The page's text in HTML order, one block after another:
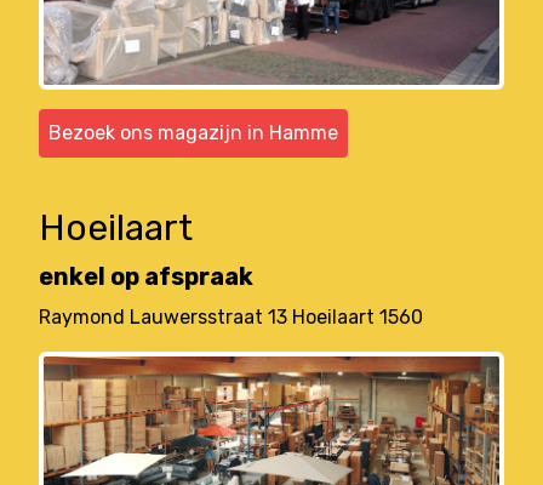
Bezoek ons magazijn in Hamme
Hoeilaart
enkel op afspraak
Raymond Lauwersstraat 13 Hoeilaart 1560